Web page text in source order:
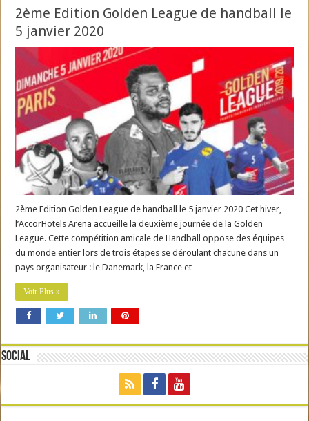
2ème Edition Golden League de handball le
5 janvier 2020
2ème Edition Golden League de handball le 5 janvier 2020 Cet hiver,
l’AccorHotels Arena accueille la deuxième journée de la Golden
League. Cette compétition amicale de Handball oppose des équipes
du monde entier lors de trois étapes se déroulant chacune dans un
pays organisateur : le Danemark, la France et …
Voir Plus »
Social